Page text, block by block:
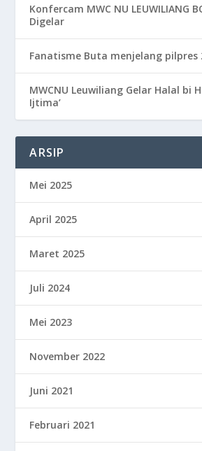
Konfercam MWC NU LEUWILIANG
Digelar
Fanatisme Buta menjelang pilpres
MWCNU Leuwiliang Gelar Halal bi
Ijtima’
ARSIP
Mei 2025
April 2025
Maret 2025
Juli 2024
Mei 2023
November 2022
Juni 2021
Februari 2021